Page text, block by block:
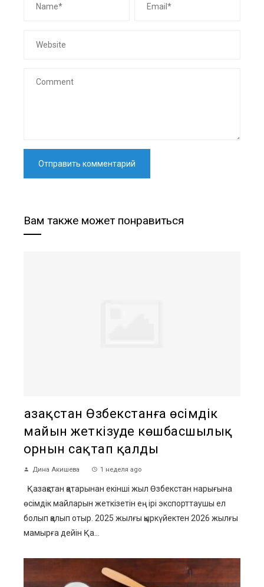
Вам также может понравиться
Қазақстан Өзбекстанға өсімдік
майын жеткізуде көшбасшылық
орнын сақтап қалды
Дина Акишева 1 неделя ago
Қазақстан қатарынан екінші жыл Өзбекстан нарығына
өсімдік майларын жеткізетін ең ірі экспорттаушы ел
болып қалып отыр. 2025 жылғы қыркүйектен 2026 жылғы
мамырға дейін Қа...